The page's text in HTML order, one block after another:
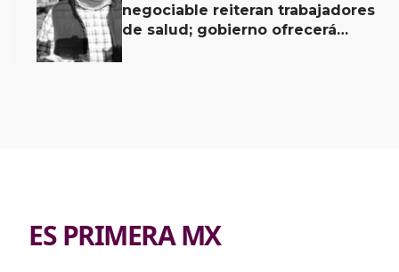
negociable reiteran trabajadores
de salud; gobierno ofrecerá
ES PRIMERA MX